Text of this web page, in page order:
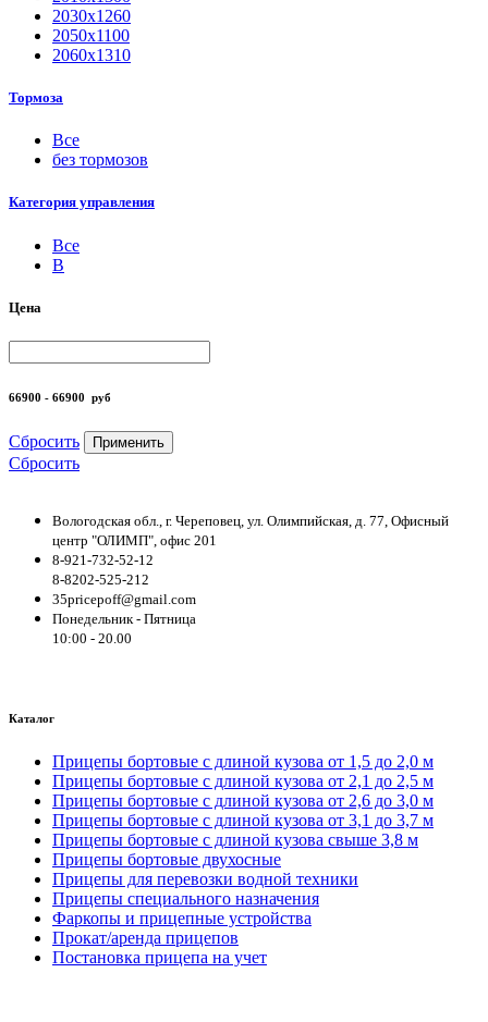
2030х1260
2050х1100
2060х1310
Тормоза
Все
без тормозов
Категория управления
Все
B
Цена
66900 - 66900 руб
Сбросить Применить
Сбросить
Вологодская обл., г. Череповец, ул. Олимпийская, д. 77, Офисный
центр "ОЛИМП", офис 201
8-921-732-52-12
8-8202-525-212
35pricepoff@gmail.com
Понедельник - Пятница
10:00 - 20.00
Каталог
Прицепы бортовые с длиной кузова от 1,5 до 2,0 м
Прицепы бортовые с длиной кузова от 2,1 до 2,5 м
Прицепы бортовые с длиной кузова от 2,6 до 3,0 м
Прицепы бортовые с длиной кузова от 3,1 до 3,7 м
Прицепы бортовые с длиной кузова свыше 3,8 м
Прицепы бортовые двухосные
Прицепы для перевозки водной техники
Прицепы специального назначения
Фаркопы и прицепные устройства
Прокат/аренда прицепов
Постановка прицепа на учет